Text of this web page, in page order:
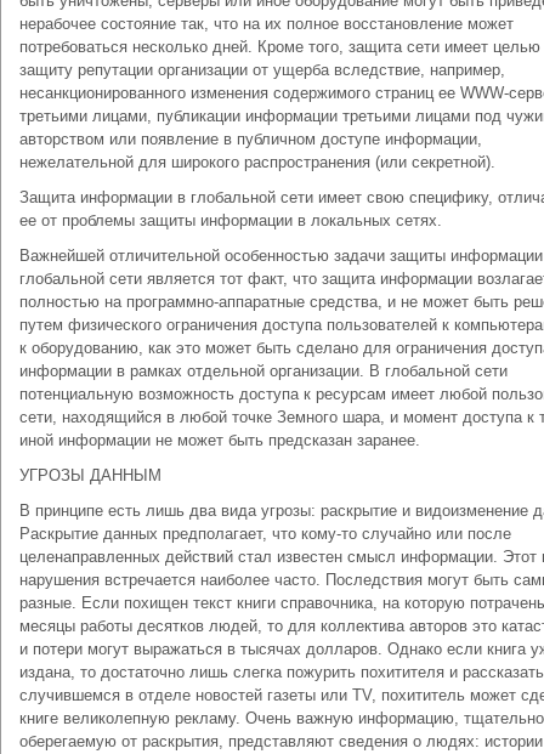
нерабочее состояние так, что на их полное восстановление может
потребоваться несколько дней. Кроме того, защита сети имеет целью
защиту репутации организации от ущерба вследствие, например,
несанкционированного изменения содержимого страниц ее WWW-
третьими лицами, публикации информации третьими лицами под
авторством или появление в публичном доступе информации,
нежелательной для широкого распространения (или секретной).
Защита информации в глобальной сети имеет свою специфику,
ее от проблемы защиты информации в локальных сетях.
Важнейшей отличительной особенностью задачи защиты
глобальной сети является тот факт, что защита информации
полностью на программно-аппаратные средства, и не может быть
путем физического ограничения доступа пользователей к
к оборудованию, как это может быть сделано для ограничения
информации в рамках отдельной организации. В глобальной сети
потенциальную возможность доступа к ресурсам имеет любой
сети, находящийся в любой точке Земного шара, и момент доступа к
иной информации не может быть предсказан заранее.
УГРОЗЫ ДАННЫМ
В принципе есть лишь два вида угрозы: раскрытие и видоизменение
Раскрытие данных предполагает, что кому-то случайно или после
целенаправленных действий стал известен смысл информации. Этот
нарушения встречается наиболее часто. Последствия могут быть
разные. Если похищен текст книги справочника, на которую
месяцы работы десятков людей, то для коллектива авторов это
и потери могут выражаться в тысячах долларов. Однако если книга
издана, то достаточно лишь слегка пожурить похитителя и
случившемся в отделе новостей газеты или TV, похититель может
книге великолепную рекламу. Очень важную информацию, тщательно
оберегаемую от раскрытия, представляют сведения о людях: истории